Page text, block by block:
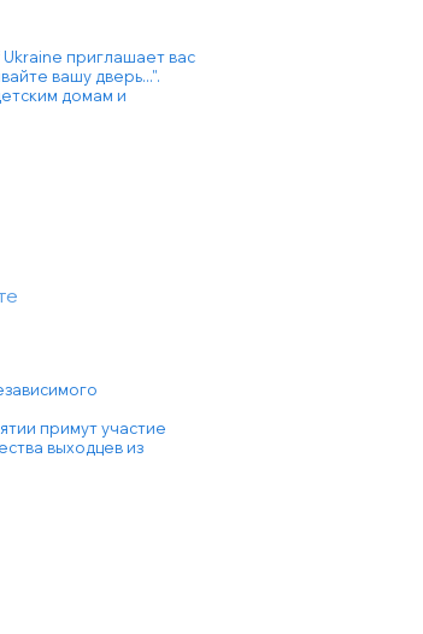
приглашает вас
вашу дверь...".
домам и
примут участие
выходцев из